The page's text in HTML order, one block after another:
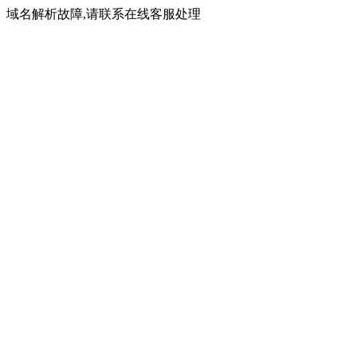
域名解析故障,请联系在线客服处理